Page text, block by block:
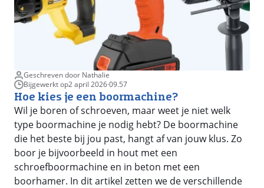
Geschreven door Nathalie
Bijgewerkt op2 april 2026·09.57
Hoe kies je een boormachine?
Wil je boren of schroeven, maar weet je niet welk
type boormachine je nodig hebt? De boormachine
die het beste bij jou past, hangt af van jouw klus. Zo
boor je bijvoorbeeld in hout met een
schroefboormachine en in beton met een
boorhamer. In dit artikel zetten we de verschillende